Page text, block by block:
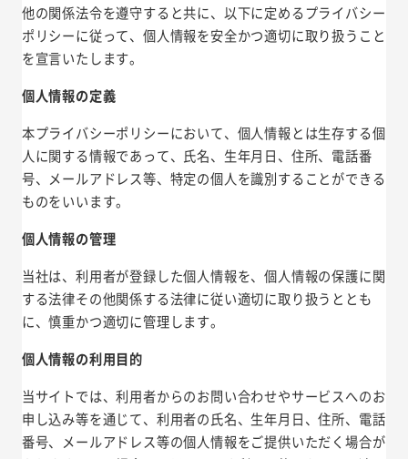
他の関係法令を遵守すると共に、以下に定めるプライバシー
ポリシーに従って、個人情報を安全かつ適切に取り扱うこと
を宣言いたします。
個人情報の定義
本プライバシーポリシーにおいて、個人情報とは生存する個
人に関する情報であって、氏名、生年月日、住所、電話番
号、メールアドレス等、特定の個人を識別することができる
ものをいいます。
個人情報の管理
当社は、利用者が登録した個人情報を、個人情報の保護に関
する法律その他関係する法律に従い適切に取り扱うととも
に、慎重かつ適切に管理します。
個人情報の利用目的
当サイトでは、利用者からのお問い合わせやサービスへのお
申し込み等を通じて、利用者の氏名、生年月日、住所、電話
番号、メールアドレス等の個人情報をご提供いただく場合が